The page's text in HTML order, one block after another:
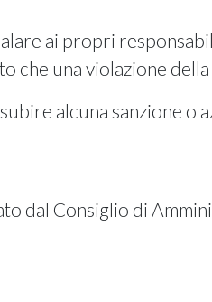
ai propri
che una violazione
alcuna sanzione
dal Consiglio di